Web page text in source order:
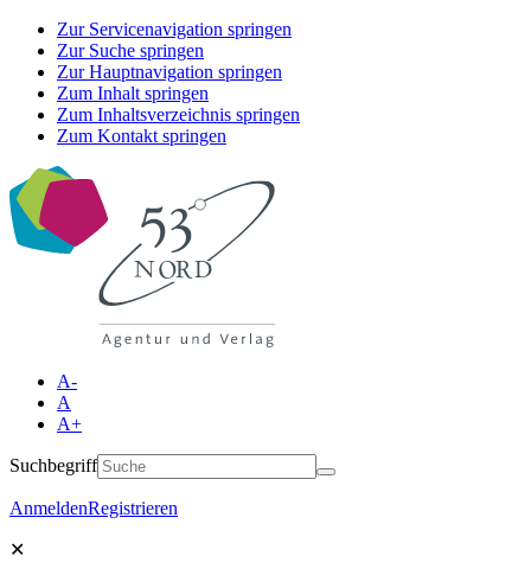
Zur Servicenavigation springen
Zur Suche springen
Zur Hauptnavigation springen
Zum Inhalt springen
Zum Inhaltsverzeichnis springen
Zum Kontakt springen
A-
A
A+
Suchbegriff
AnmeldenRegistrieren
✕